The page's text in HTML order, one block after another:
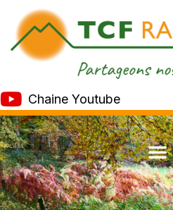
Chaine Youtube